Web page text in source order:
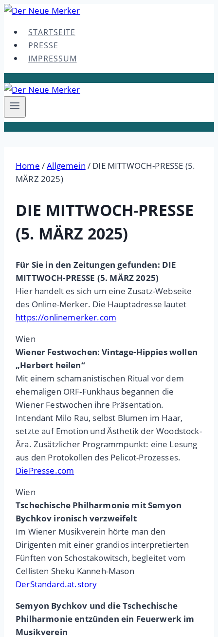
Skip
contentSTARTSEITE
PRESSE
IMPRESSUM
Home /Allgemein / DIE MITTWOCH-PRESSE (5.
MÄRZ 2025)
DIE MITTWOCH-PRESSE
(5. MÄRZ 2025)
Für Sie in den Zeitungen gefunden: DIE
MITTWOCH-PRESSE (5. MÄRZ 2025)
Hier handelt es sich um eine Zusatz-Webseite
des Online-Merker. Die Hauptadresse lautet
https://onlinemerker.com
Wien
Wiener Festwochen: Vintage-Hippies wollen
„Herbert heilen“
Mit einem schamanistischen Ritual vor dem
ehemaligen ORF-Funkhaus begannen die
Wiener Festwochen ihre Präsentation.
Intendant Milo Rau, selbst Blumen im Haar,
setzte auf Emotion und Ästhetik der Woodstock-
Ära. Zusätzlicher Programmpunkt: eine Lesung
aus den Protokollen des Pelicot-Prozesses.
DiePresse.com
Wien
Tschechische Philharmonie mit Semyon
Bychkov ironisch verzweifelt
Im Wiener Musikverein hörte man den
Dirigenten mit einer grandios interpretierten
Fünften von Schostakowitsch, begleitet vom
Cellisten Sheku Kanneh-Mason
DerStandard.at.story
Semyon Bychkov und die Tschechische
Philharmonie entzünden ein Feuerwerk im
Musikverein